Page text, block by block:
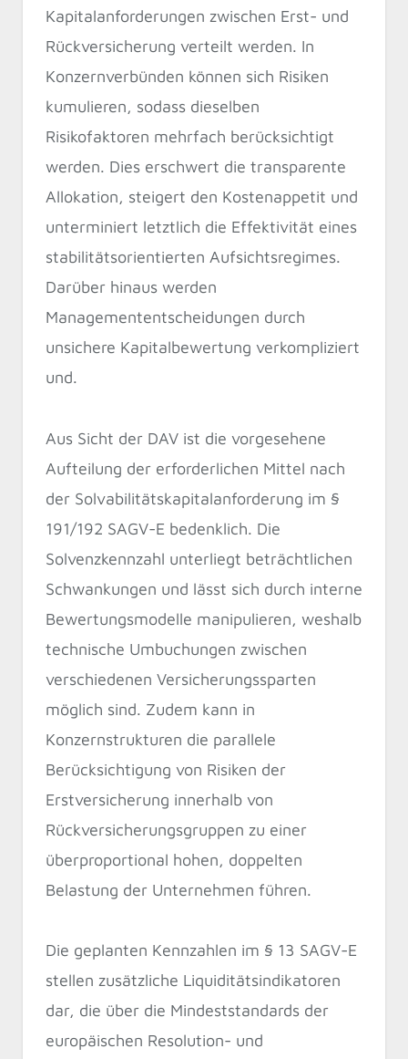
Kapitalanforderungen zwischen Erst- und
Rückversicherung verteilt werden. In
Konzernverbünden können sich Risiken
kumulieren, sodass dieselben
Risikofaktoren mehrfach berücksichtigt
werden. Dies erschwert die transparente
Allokation, steigert den Kostenappetit und
unterminiert letztlich die Effektivität eines
stabilitätsorientierten Aufsichtsregimes.
Darüber hinaus werden
Managemententscheidungen durch
unsichere Kapitalbewertung verkompliziert
und.
Aus Sicht der DAV ist die vorgesehene
Aufteilung der erforderlichen Mittel nach
der Solvabilitätskapitalanforderung im §
191/192 SAGV-E bedenklich. Die
Solvenzkennzahl unterliegt beträchtlichen
Schwankungen und lässt sich durch interne
Bewertungsmodelle manipulieren, weshalb
technische Umbuchungen zwischen
verschiedenen Versicherungssparten
möglich sind. Zudem kann in
Konzernstrukturen die parallele
Berücksichtigung von Risiken der
Erstversicherung innerhalb von
Rückversicherungsgruppen zu einer
überproportional hohen, doppelten
Belastung der Unternehmen führen.
Die geplanten Kennzahlen im § 13 SAGV-E
stellen zusätzliche Liquiditätsindikatoren
dar, die über die Mindeststandards der
europäischen Resolution- und